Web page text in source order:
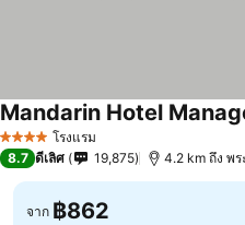
4 ดาว โรงแรม
Mandarin Hotel
8.7 ดีเลิศ 19,875 4.2 km ถึง พ
จาก ฿862